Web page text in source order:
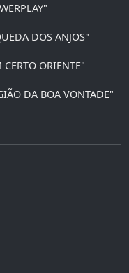
DOS ANJOS"
CERTO ORIENTE"
DA BOA VONTADE"